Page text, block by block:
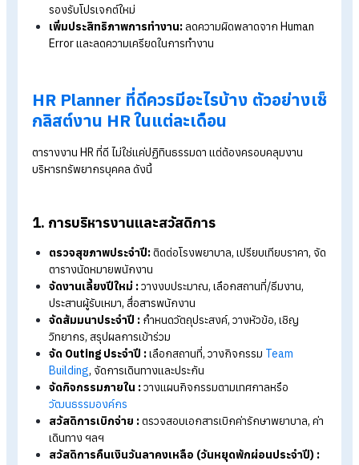
ต้องมี?
จะรวบรวมภารกิจสำคัญตลอดทั้งปีและรายเดือนมาไว้ในที่เดียว เพื่
เห็นภาพรวมและรายละเอียดการทำงานอย่างชัดเจน
ทำไมต้องใช้ HR Planner? การทำงานโดยไม่มีแผนรองรับ ไม่ต่างอ
คือ :
ป้องกันการพลาด Deadlines สำคัญ :โดยเฉพาะเรื่อง
กฎหมาย ภาษี และการจ่ายเงินเดือน (Payroll) ที่ผิดพลาดไม่ได้
วางแผนกำลังคนล่วงหน้าได้แม่นยำ :รู้ช่วงเวลาที่ต้องเริ่ม
ประกาศรับสมัครงาน เพื่อให้ทันช่วงที่พนักงานเก่าลาออก หรือ
รองรับโปรเจกต์ใหม่
เพิ่มประสิทธิภาพการทำงาน:
Error และลดความเครียดในการทำงาน
HR Planner ที่ดีควรมีอะไรบ้าง ตัวอย่าง
กลิสต์งาน HR ในแต่ละเดือน